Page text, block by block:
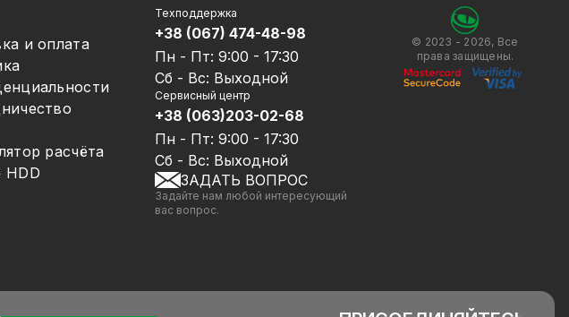
и оплата
расчёта
HDD
Техподдержка
+38 (067) 474-48-98
Пн - Пт: 9:00 - 17:30
Сб - Вс: Выходной
Сервисный центр
+38 (063)203-02-68
Пн - Пт: 9:00 - 17:30
Сб - Вс: Выходной
ЗАДАТЬ ВОПРОС
Задайте нам любой интересующий
вас вопрос.
© 2023 - 2026, Все
права защищены.